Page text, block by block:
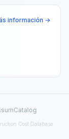
información →
Catalog
Cost Database